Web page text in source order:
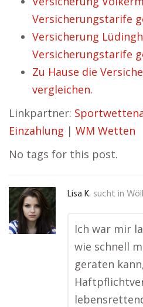
Versicherungstarife
Versicherung
Versicherungstarife
Zu Hause die
vergleichen.
Linkpartner:
Einzahlung | WM Wetten
No tags for this post.
Lisa K. sucht in
Ich war mir
wie schnell
geraten